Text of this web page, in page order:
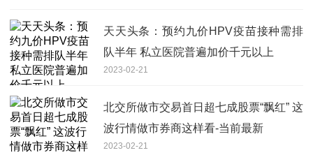
天天头条：预约九价HPV疫苗接种需排
队半年 私立医院普遍加价千元以上
2023-02-21
北交所做市交易首日超七成股票“飘红” 这
波行情做市券商这样看-当前最新
2023-02-21